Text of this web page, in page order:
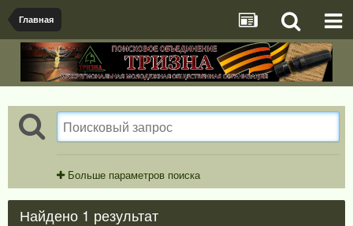
Главная
Больше параметров поиска
Найдено 1 результат